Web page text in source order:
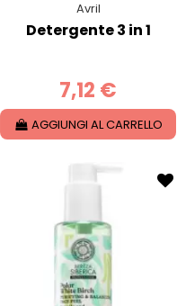
Avril
Detergente 3 in 1
7,12 €
AGGIUNGI AL CARRELLO